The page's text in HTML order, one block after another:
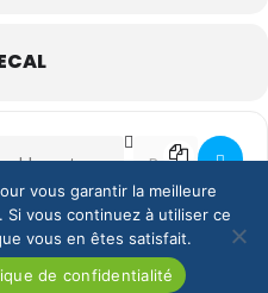
et vendre en ligne []
Destination
vous garantir la meilleure
vous continuez à utiliser ce
vous en êtes satisfait.
de confidentialité